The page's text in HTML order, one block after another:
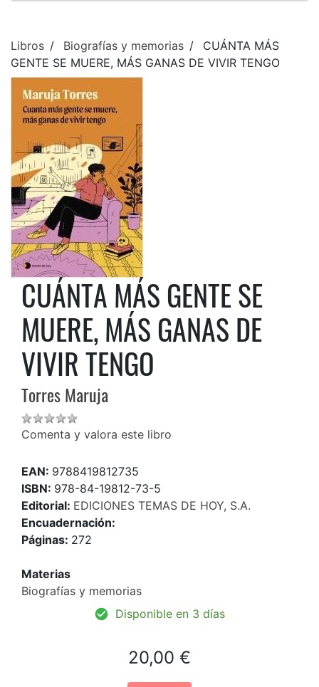
Libros Biografías y memorias
CUÁNTA MÁS
GENTE SE MUERE, MÁS GANAS DE VIVIR TENGO
CUÁNTA MÁS GENTE SE
MUERE, MÁS GANAS DE
VIVIR TENGO
Torres Maruja
Comenta y valora este libro
EAN: 9788419812735
ISBN: 978-84-19812-73-5
Editorial: EDICIONES TEMAS DE HOY, S.A.
Encuadernación:
Páginas: 272
Materias
Biografías y memorias
Disponible en 3 días
20,00 €